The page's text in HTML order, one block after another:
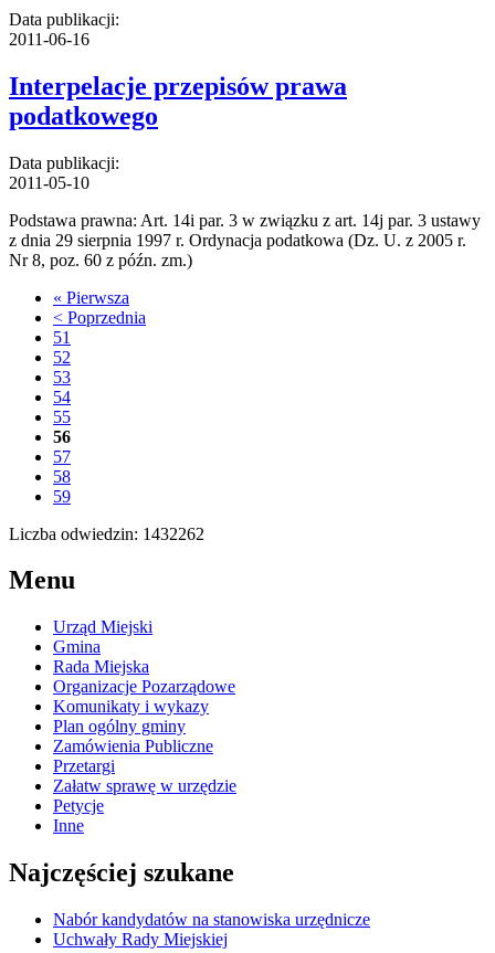
Data publikacji:
2011-06-16
Interpelacje przepisów prawa
podatkowego
Data publikacji:
2011-05-10
Podstawa prawna: Art. 14i par. 3 w związku z art. 14j par. 3 ustawy
z dnia 29 sierpnia 1997 r. Ordynacja podatkowa (Dz. U. z 2005 r.
Nr 8, poz. 60 z późn. zm.)
« Pierwsza
< Poprzednia
51
52
53
54
55
56
57
58
59
Liczba odwiedzin: 1432262
Menu
Urząd Miejski
Gmina
Rada Miejska
Organizacje Pozarządowe
Komunikaty i wykazy
Plan ogólny gminy
Zamówienia Publiczne
Przetargi
Załatw sprawę w urzędzie
Petycje
Inne
Najczęściej szukane
Nabór kandydatów na stanowiska urzędnicze
Uchwały Rady Miejskiej